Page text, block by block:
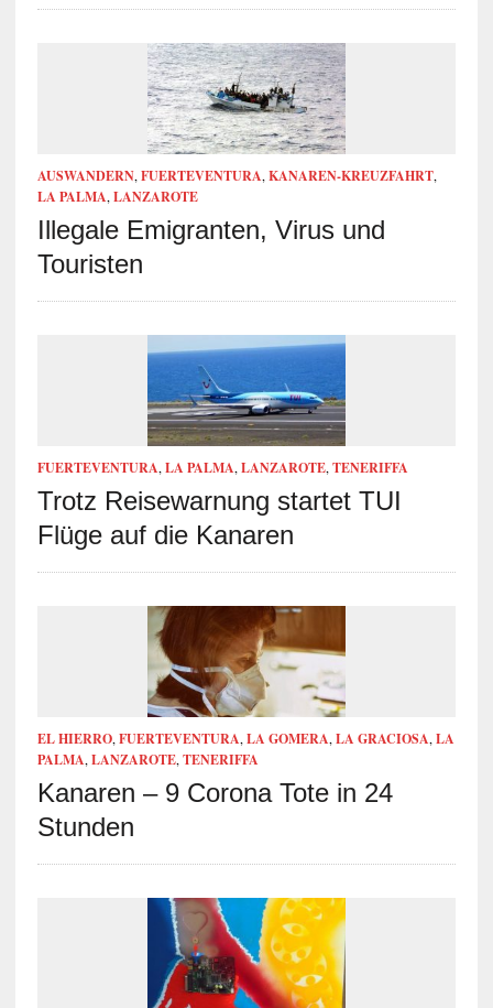
AUSWANDERN, FUERTEVENTURA, KANAREN-KREUZFAHRT,
LA PALMA, LANZAROTE
Illegale Emigranten, Virus und
Touristen
FUERTEVENTURA,LA PALMA,LANZAROTE,TENERIFFA
Trotz Reisewarnung startet TUI
Flüge auf die Kanaren
EL HIERRO,FUERTEVENTURA,LA GOMERA,LA GRACIOSA,LA
PALMA,LANZAROTE,TENERIFFA
Kanaren – 9 Corona Tote in 24
Stunden